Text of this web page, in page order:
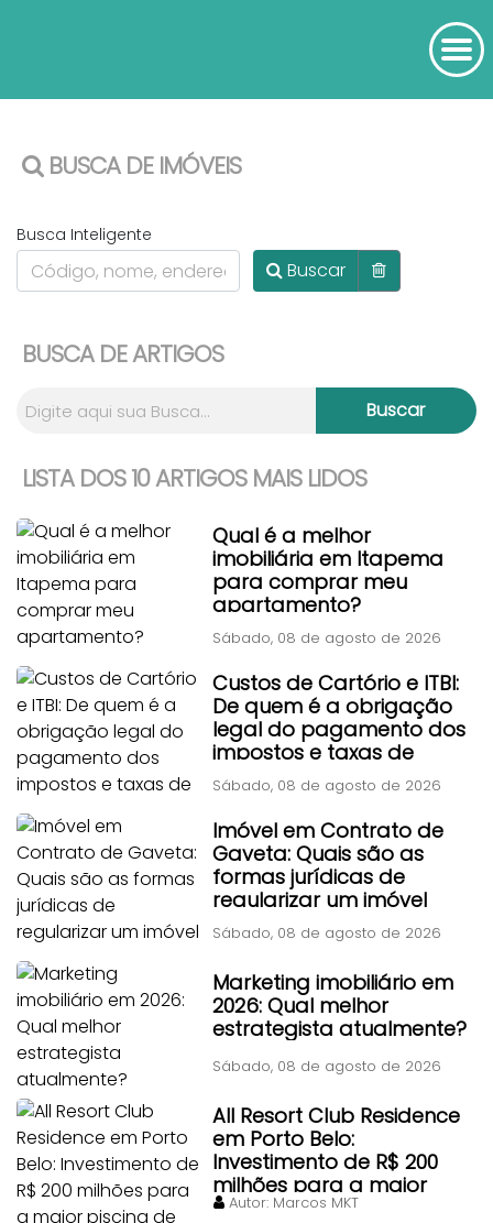
BUSCA DE IMÓVEIS
Busca Inteligente
Buscar
BUSCA DE ARTIGOS
LISTA DOS 10 ARTIGOS MAIS LIDOS
Qual é a melhor
imobiliária em Itapema
para comprar meu
apartamento?
Sábado, 08 de agosto de 2026
Custos de Cartório e ITBI:
De quem é a obrigação
legal do pagamento dos
impostos e taxas de
transferência?
Sábado, 08 de agosto de 2026
Imóvel em Contrato de
Gaveta: Quais são as
formas jurídicas de
regularizar um imóvel
adquirido por contrato
particular antigo?
Sábado, 08 de agosto de 2026
Marketing imobiliário em
2026: Qual melhor
estrategista atualmente?
Sábado, 08 de agosto de 2026
All Resort Club Residence
em Porto Belo:
Investimento de R$ 200
milhões para a maior
piscina de ondas do Brasil
Autor: Marcos MKT